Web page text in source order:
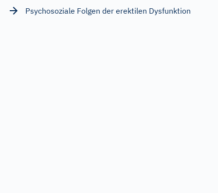
Psychosoziale Folgen der erektilen Dysfunktion